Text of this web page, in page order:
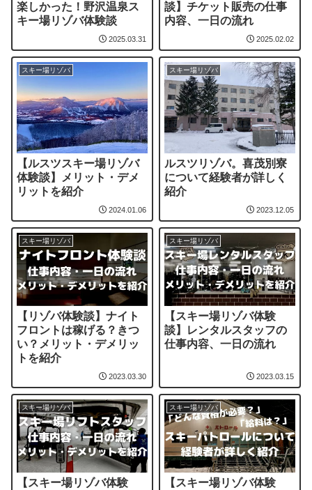
楽しかった！野沢温泉ス
キー場リゾバ体験談
2025.03.31
談】チケット販売の仕事
内容、一日の流れ
2025.02.02
スキー場リゾバ
【ルスツスキー場リゾバ
体験談】メリット・デメ
リットを紹介
2024.01.06
スキー場リゾバ
ルスツリゾバ。喜茂別寮
について経験者が詳しく
紹介
2023.12.05
スキー場リゾバ
【リゾバ体験談】ナイト
フロントは稼げる？きつ
い？メリット・デメリッ
トを紹介
2023.03.30
スキー場リゾバ
【スキー場リゾバ体験
談】レンタルスタッフの
仕事内容、一日の流れ
2023.03.15
スキー場リゾバ
【スキー場リゾバ体験
スキー場リゾバ
【スキー場リゾバ体験